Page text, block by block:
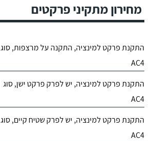
מחירון מתקיני פרקטים
התקנת פרקט למינציה, התקנה על מרצפות, סוג
AC4
התקנת פרקט למינציה, יש לפרק פרקט ישן, סוג
AC4
התקנת פרקט למינציה, יש לפרק שטיח קיים, סוג
AC4